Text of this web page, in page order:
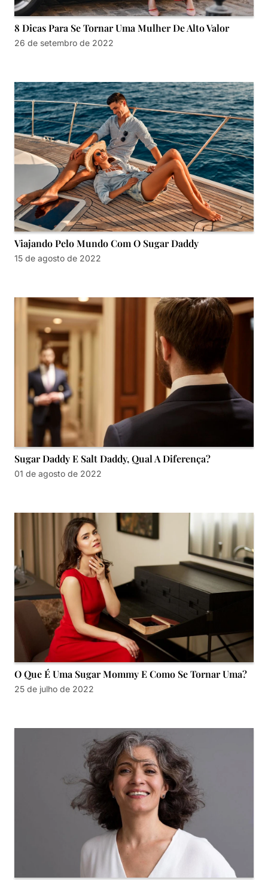
8 Dicas Para Se Tornar Uma Mulher De Alto Valor
26 de setembro de 2022
Viajando Pelo Mundo Com O Sugar Daddy
15 de agosto de 2022
Sugar Daddy E Salt Daddy, Qual A Diferença?
01 de agosto de 2022
O Que É Uma Sugar Mommy E Como Se Tornar Uma?
25 de julho de 2022